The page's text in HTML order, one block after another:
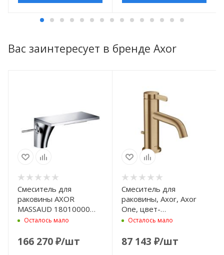
Вас заинтересует в бренде Axor
Смеситель для
раковины AXOR
MASSAUD 18010000
хром
Осталось мало
166 270₽/шт
Смеситель для
раковины, Axor, Axor
One, цвет-
шлифованная бронза
Осталось мало
87 143 ₽/шт